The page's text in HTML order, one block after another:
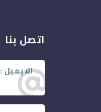
اتصل بنا
الايميل :